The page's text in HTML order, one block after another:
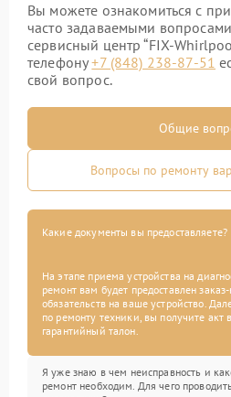
Вы можете ознакомиться с
часто задаваемыми
сервисный центр “FIX-
телефону+7 (848) 238-87-51
свой вопрос.
Общие
Вопросы по ремонту
Какие документы вы предоставляете?
На этапе приема устройства на
ремонт вам будет предоставлен
обязательств на ваше устройство.
по ремонту техники, вы получите акт
гарантийный талон.
Я уже знаю в чем неисправность и
ремонт необходим. Для чего проводить